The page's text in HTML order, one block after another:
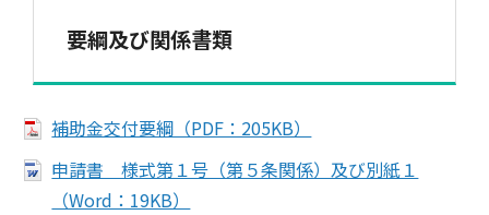
要綱及び関係書類
補助金交付要綱（PDF：205KB）
申請書 様式第１号（第５条関係）及び別紙１
（Word：19KB）